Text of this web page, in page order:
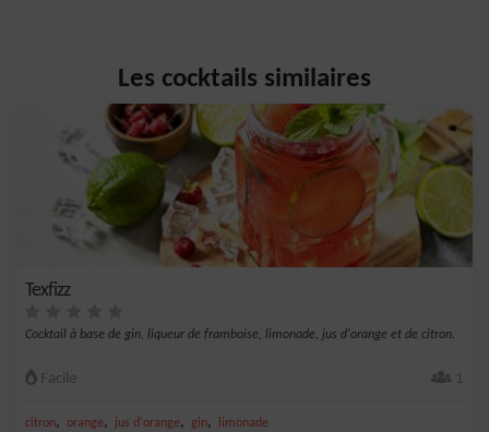
Les cocktails similaires
Texfizz
Cocktail à base de gin, liqueur de framboise, limonade, jus d'orange et de citron.
Facile 1
citron, orange, jus d'orange, gin, limonade